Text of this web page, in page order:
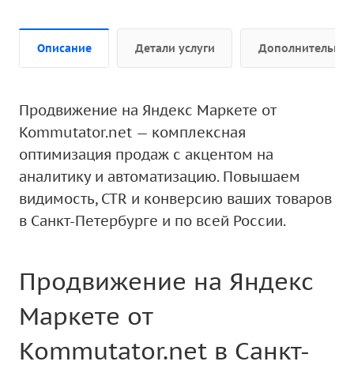
Описание Детали услуги Дополнительно
Продвижение на Яндекс Маркете от
Kommutator.net — комплексная
оптимизация продаж с акцентом на
аналитику и автоматизацию. Повышаем
видимость, CTR и конверсию ваших товаров
в Санкт-Петербурге и по всей России.
Продвижение на Яндекс
Маркете от
Kommutator.net в Санкт-